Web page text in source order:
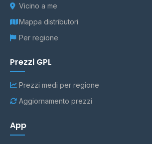
Vicino a me
Mappa distributori
Per regione
Prezzi GPL
Prezzi medi per regione
Aggiornamento prezzi
App